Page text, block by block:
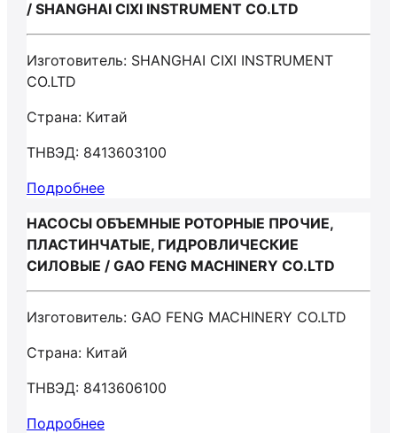
/ SHANGHAI CIXI INSTRUMENT CO.LTD
Изготовитель: SHANGHAI CIXI INSTRUMENT
CO.LTD
Страна: Китай
ТНВЭД: 8413603100
Подробнее
НАСОСЫ ОБЪЕМНЫЕ РОТОРНЫЕ ПРОЧИЕ,
ПЛАСТИНЧАТЫЕ, ГИДРОВЛИЧЕСКИЕ
СИЛОВЫЕ / GAO FENG MACHINERY CO.LTD
Изготовитель: GAO FENG MACHINERY CO.LTD
Страна: Китай
ТНВЭД: 8413606100
Подробнее